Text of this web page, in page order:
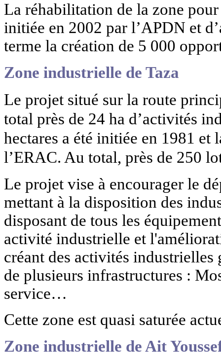
La réhabilitation de la zone
initiée en 2002 par l’APDN et
terme la création de 5 000
Zone industrielle de Taza
Le projet situé sur la route
total près de 24 ha d’activités
hectares a été initiée en 1981 et
l’ERAC. Au total, près de 250
Le projet vise à encourager le
mettant à la disposition des
disposant de tous les
activité industrielle et
créant des activités
de plusieurs infrastructures :
service…
Cette zone est quasi saturée
Zone industrielle de Ait